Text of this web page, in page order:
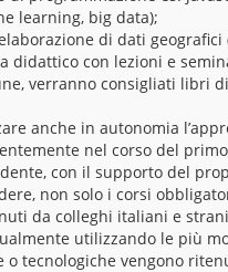
learning, big data);
di dati geografici
didattico con lezioni e
verranno consigliati libri
anche in autonomia
nel corso del
con il supporto del
non solo i corsi
da colleghi italiani e
utilizzando le più
o tecnologiche vengono